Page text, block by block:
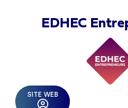
EDHEC
SITE WEB